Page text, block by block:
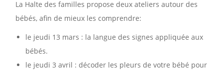
La Halte des familles propose deux ateliers autour des
bébés, afin de mieux les comprendre:
le jeudi 13 mars : la langue des signes appliquée aux
bébés.
le jeudi 3 avril : décoder les pleurs de votre bébé pour